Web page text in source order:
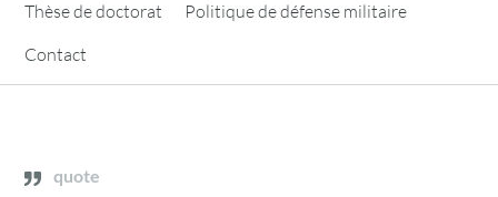
Thèse de doctorat
Politique de défense militaire
Contact
quote